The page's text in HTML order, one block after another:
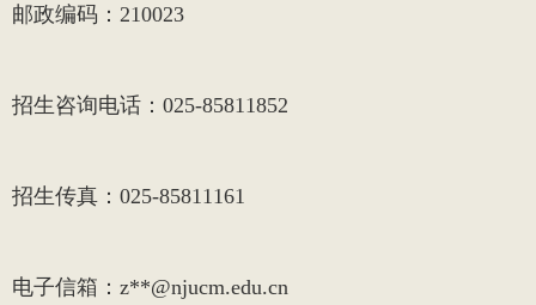
邮政编码： 210023
招生咨询电话： 025-85811852
招生传真： 025-85811161
电子信箱： z**@njucm.edu.cn